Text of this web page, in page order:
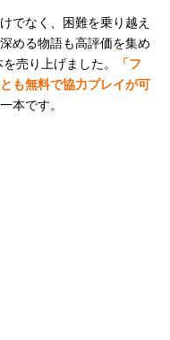
でなく、困難を乗り越え
める物語も高評価を集め
売り上げました。
「フ
も無料で協力プレイが可
本です。